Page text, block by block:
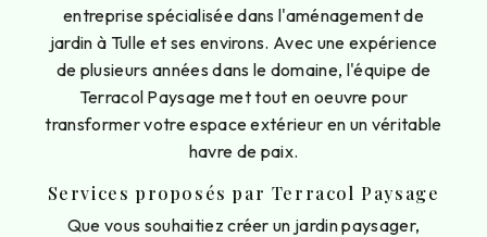
entreprise spécialisée dans l'aménagement de
jardin à Tulle et ses environs. Avec une expérience
de plusieurs années dans le domaine, l'équipe de
Terracol Paysage met tout en oeuvre pour
transformer votre espace extérieur en un véritable
havre de paix.
Services proposés par Terracol Paysage
Que vous souhaitiez créer un jardin paysager,